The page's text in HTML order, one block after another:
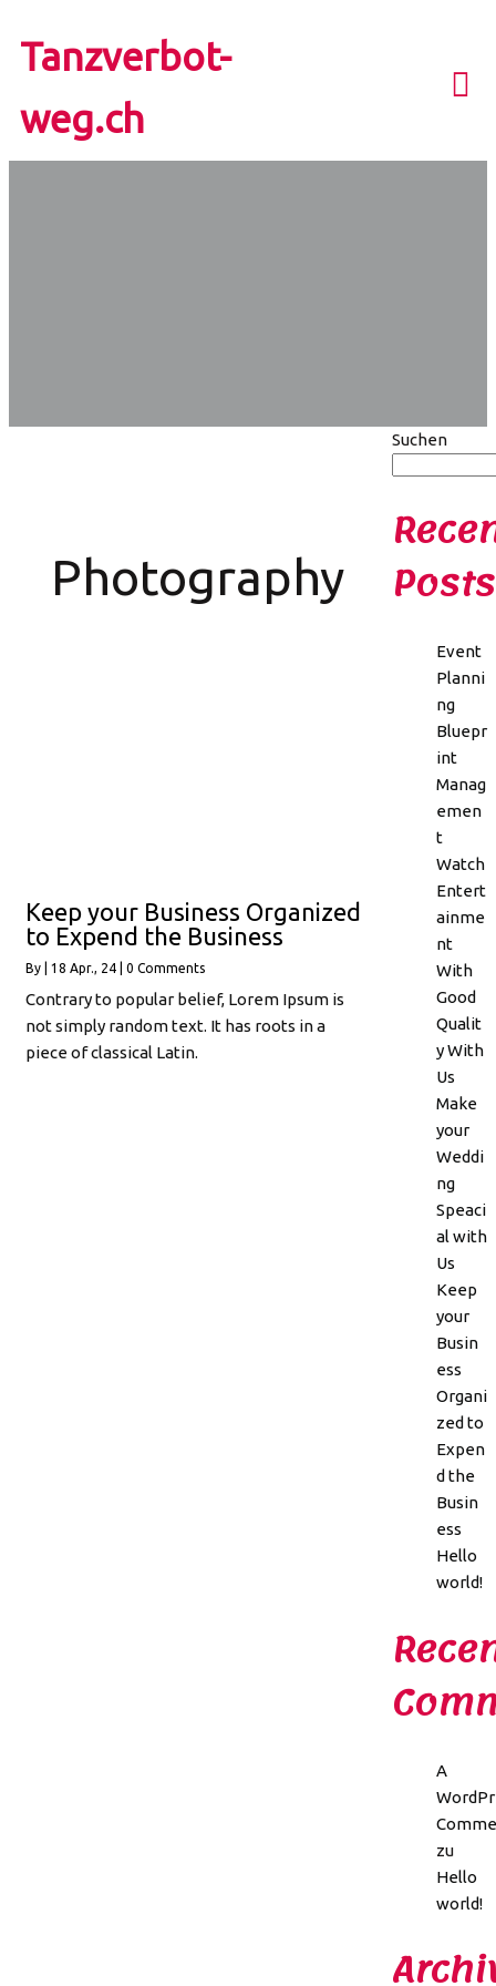
Tanzverbot-
weg.ch
Photography
Keep your Business Organized
to Expend the Business
By 18 Apr., 24 0 Comments
Contrary to popular belief, Lorem Ipsum is
not simply random text. It has roots in a
piece of classical Latin.
Suchen
Posts
Event
Planni
ng
Bluepr
int
Manag
emen
t
Watch
Entert
ainme
nt
With
Good
Qualit
y With
Us
Make
your
Weddi
ng
Speaci
al with
Us
Keep
your
Busin
ess
Organi
zed to
Expen
d the
Busin
ess
Hello
world!
A
zu
Hello
world!